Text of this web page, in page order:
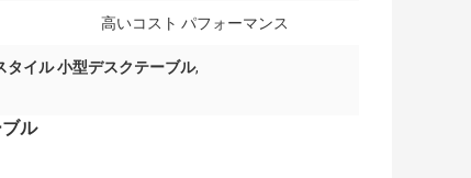
高いコスト パフォーマンス
タイル 小型デスクテーブル,
ル